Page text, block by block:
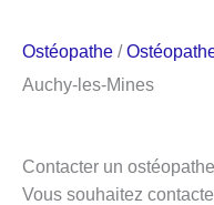
Ostéopathe /
Auchy-les-Mines
Contacter un
Vous souhaitez